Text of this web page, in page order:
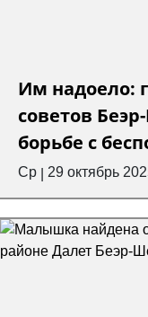
Им надоело:
советов
борьбе с
Ср 29 октябрь